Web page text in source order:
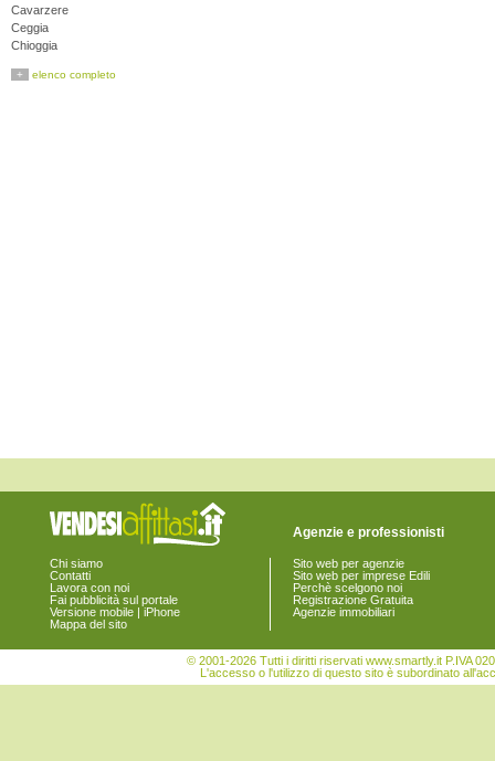
Cavarzere
Ceggia
Chioggia
Cona
San Michele al Tagliamento
Santa Maria di Sala
Santo Stino di Livenza
Teglio Veneto
Torre di Mosto
+ elenco completo
Chi siamo
Contatti
Lavora con noi
Fai pubblicità sul portale
Versione mobile | iPhone
Mappa del sito
Agenzie e professionisti
Sito web per agenzie
Sito web per imprese Edili
Perchè scelgono noi
Registrazione Gratuita
Agenzie immobiliari
© 2001-2026 Tutti i diritti riservati www.smartly.it P.IVA
L'accesso o l'utilizzo di questo sito è subordinato